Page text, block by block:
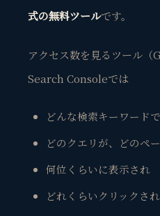
式の無料ツールです。
アクセス数を見るツール（
Search Consoleでは
どんな検索キーワードで
どのクエリが、どのペ
何位くらいに表示され
どれくらいクリックさ